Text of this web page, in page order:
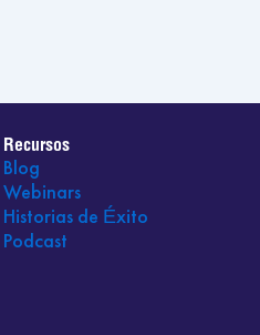
Recursos
Blog
Webinars
Historias de Éxito
Podcast